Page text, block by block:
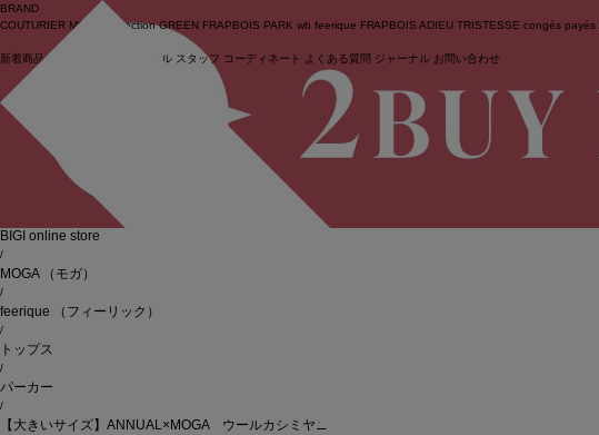
ログイン
BRAND
COUTURIER MOGA Collection GREEN FRAPBOIS PARK wb feerique FRAPBOIS ADIEU TRISTESSE congés payés
新着商品 (ライブ) セール スタッフ コーディネート よくある質問 ジャーナル お問い合わせ
BIGI online store
/
MOGA （モガ）
/
feerique （フィーリック）
/
トップス
/
パーカー
/
【大きいサイズ】ANNUAL×MOGA ウールカシミヤニットパーカー